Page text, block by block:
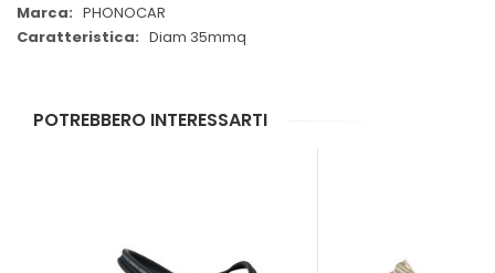
PHONOCAR
Diam 35mmq
POTREBBERO INTERESSARTI